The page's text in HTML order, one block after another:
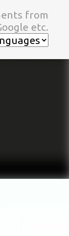
ツに移動
from
etc.